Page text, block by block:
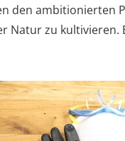
den ambitionierten
Natur zu kultivieren.